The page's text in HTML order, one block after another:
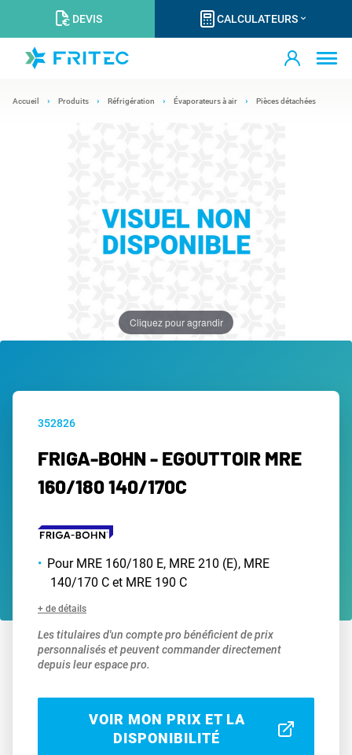
DEVIS CALCULATEURS
Accueil Produits Réfrigération Évaporateurs à air Pièces détachées
Cliquez pour agrandir
352826
FRIGA-BOHN - EGOUTTOIR MRE
160/180 140/170C
Pour MRE 160/180 E, MRE 210 (E), MRE
140/170 C et MRE 190 C
+ de détails
Les titulaires d'un compte pro bénéficient de prix
personnalisés et peuvent commander directement
depuis leur espace pro.
VOIR MON PRIX ET LA
DISPONIBILITÉ